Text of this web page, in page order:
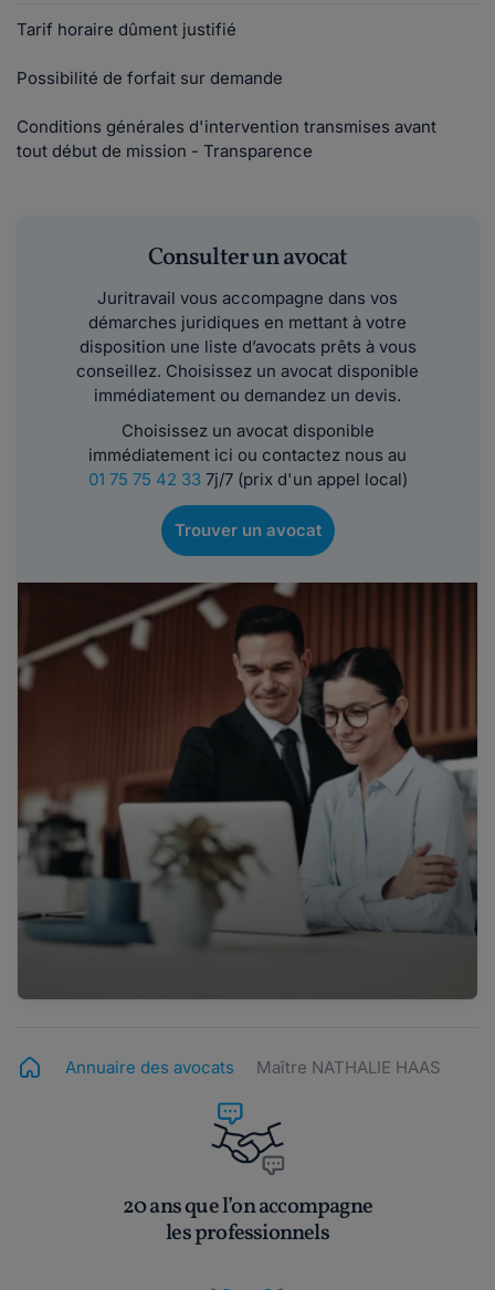
Tarif horaire dûment justifié
Possibilité de forfait sur demande
Conditions générales d'intervention transmises avant
tout début de mission - Transparence
Consulter un avocat
Juritravail vous accompagne dans vos
démarches juridiques en mettant à votre
disposition une liste d’avocats prêts à vous
conseillez. Choisissez un avocat disponible
immédiatement ou demandez un devis.
Choisissez un avocat disponible
immédiatement ici ou contactez nous au
01 75 75 42 337j/7 (prix d'un appel local)
Trouver un avocat
Annuaire des avocats Maître NATHALIE HAAS
20 ans que l’on accompagne
les professionnels